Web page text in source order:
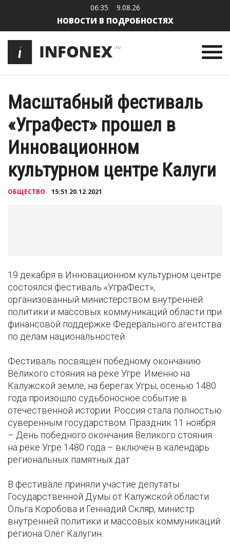
06:35 9.08.26
НОВОСТИ В ПОДРОБНОСТЯХ
Масштабный фестиваль
«УграФест» прошел в
Инновационном
культурном центре Калуги
ОБЩЕСТВО 15:51 20.12.2021
19 декабря в Инновационном культурном центре
состоялся фестиваль «УграФест»,
организованный министерством внутренней
политики и массовых коммуникаций области при
финансовой поддержке Федерального агентства
по делам национальностей.
Фестиваль посвящен победному окончанию
Великого стояния на реке Угре. Именно на
Калужской земле, на берегах Угры, осенью 1480
года произошло судьбоносное событие в
отечественной истории. Россия стала полностью
суверенным государством. Праздник 11 ноября
– День победного окончания Великого стояния
на реке Угре 1480 года – включен в календарь
региональных памятных дат.
В фестивале приняли участие депутаты
Государственной Думы от Калужской области
Ольга Коробова и Геннадий Скляр, министр
внутренней политики и массовых коммуникаций
региона Олег Калугин.